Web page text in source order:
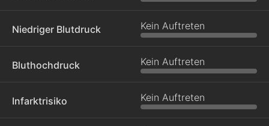
Niedriger Blutdruck Kein Auftreten
Bluthochdruck Kein Auftreten
Infarktrisiko Kein Auftreten